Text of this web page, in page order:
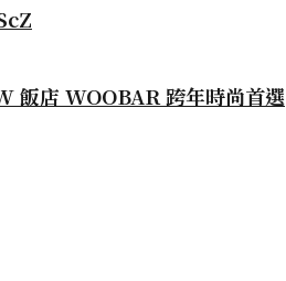
飯店 WOOBAR 跨年時尚首選